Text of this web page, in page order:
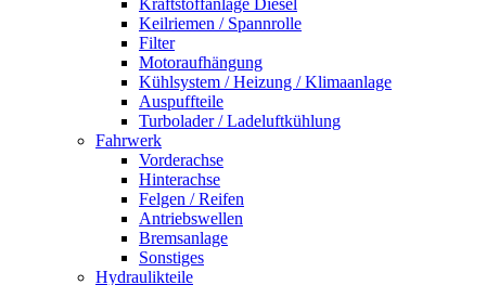
Keilriemen / Spannrolle
Filter
Motoraufhängung
Kühlsystem / Heizung / Klimaanlage
Auspuffteile
Turbolader / Ladeluftkühlung
Fahrwerk
Vorderachse
Hinterachse
Felgen / Reifen
Antriebswellen
Bremsanlage
Sonstiges
Hydraulikteile